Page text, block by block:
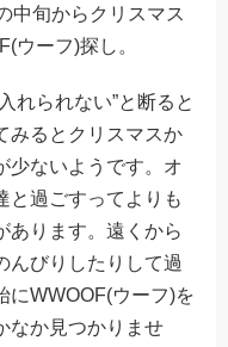
中旬からクリスマス
ウーフ)探し。
れられない”と断ると
みるとクリスマスか
少ないようです。オ
と過ごすってよりも
あります。遠くから
んびりしたりして過
にWWOOF(ウーフ)を
なか見つかりませ